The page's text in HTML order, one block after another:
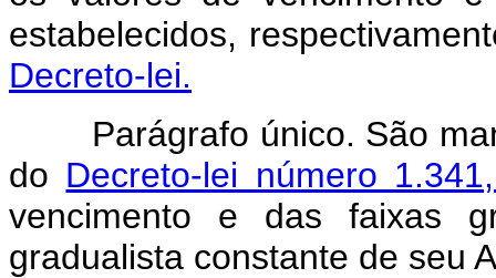
estabelecidos,
Decreto-lei.
Parágrafo único. São
do Decreto-lei número
vencimento e das faixas
gradualista constante de seu